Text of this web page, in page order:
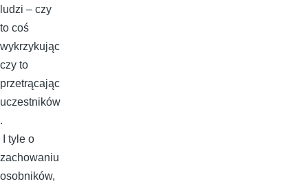
ludzi – czy
to coś
wykrzykując
czy to
przetrącając
uczestników
.
I tyle o
zachowaniu
osobników,